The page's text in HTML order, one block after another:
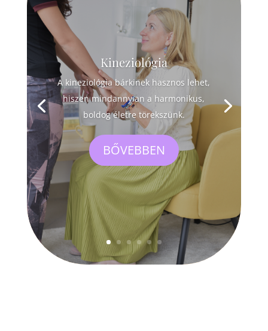
Kineziológia
A kineziológia bárkinek hasznos lehet,
hiszen mindannyian a harmonikus,
boldog életre törekszünk.
BŐVEBBEN